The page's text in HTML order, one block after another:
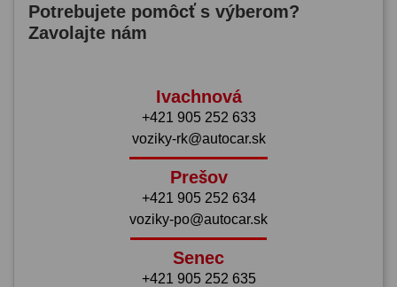
Potrebujete pomôcť s výberom?
Zavolajte nám
Ivachnová
+421 905 252 633
voziky-rk@autocar.sk
Prešov
+421 905 252 634
voziky-po@autocar.sk
Senec
+421 905 252 635